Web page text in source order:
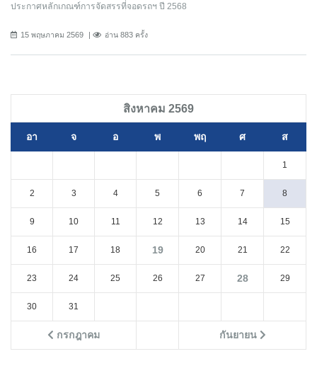
ประกาศหลักเกณฑ์การจัดสรรที่จอดรถฯ ปี 2568
15 พฤษภาคม 2569 อ่าน 883 ครั้ง
สิงหาคม 2569
อา จ อ พ พฤ ศ ส
กรกฎาคม กันยายน
1
2 3 4 5 6 7 8
9 10 11 12 13 14 15
16 17 18 19 20 21 22
23 24 25 26 27 28 29
30 31